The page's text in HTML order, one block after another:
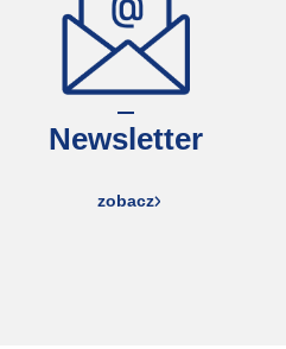
Newsletter
zobacz